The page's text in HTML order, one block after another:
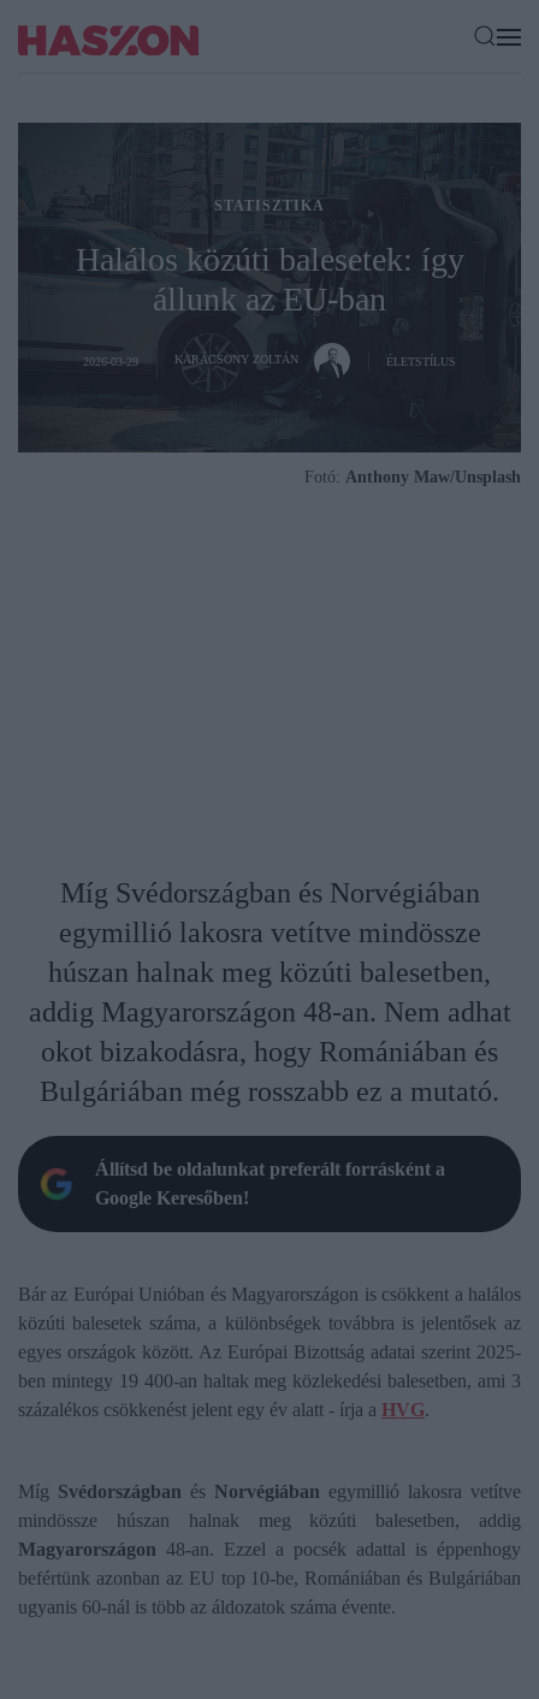
STATISZTIKA
Halálos közúti balesetek: így
állunk az EU-ban
2026-03-29 KARÁCSONY ZOLTÁN ÉLETSTÍLUS
Fotó: Anthony Maw/Unsplash
Míg Svédországban és Norvégiában
egymillió lakosra vetítve mindössze
húszan halnak meg közúti balesetben,
addig Magyarországon 48-an. Nem adhat
okot bizakodásra, hogy Romániában és
Bulgáriában még rosszabb ez a mutató.
Állítsd be oldalunkat preferált forrásként a
Google Keresőben!
Bár az Európai Unióban és Magyarországon is csökkent a halálos
közúti balesetek száma, a különbségek továbbra is jelentősek az
egyes országok között. Az Európai Bizottság adatai szerint 2025-
ben mintegy 19 400-an haltak meg közlekedési balesetben, ami 3
százalékos csökkenést jelent egy év alatt - írja a HVG.
Míg Svédországban és Norvégiában egymillió lakosra vetítve
mindössze húszan halnak meg közúti balesetben, addig
Magyarországon 48-an. Ezzel a pocsék adattal is éppenhogy
befértünk azonban az EU top 10-be, Romániában és Bulgáriában
ugyanis 60-nál is több az áldozatok száma évente.